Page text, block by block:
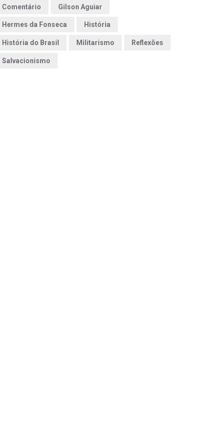
Comentário Gilson Aguiar
Hermes da Fonseca História
História do Brasil Militarismo Reflexões
Salvacionismo